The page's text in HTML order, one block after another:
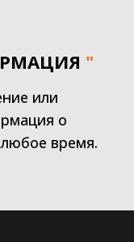
"
или
о
время.